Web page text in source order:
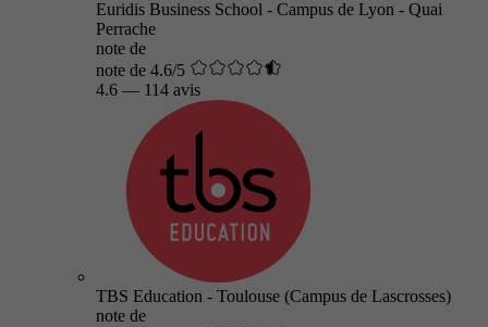
Euridis Business School - Campus de Lyon - Quai
Perrache
note de
note de 4.6/5
4.6 — 114 avis
TBS Education - Toulouse (Campus de Lascrosses)
note de